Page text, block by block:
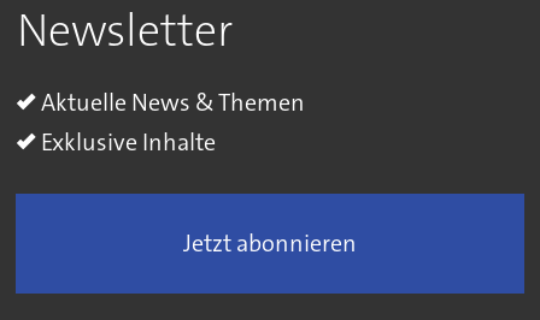
Newsletter
Aktuelle News & Themen
Exklusive Inhalte
Jetzt abonnieren